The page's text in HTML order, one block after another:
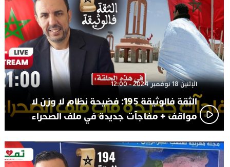
الإثنين 18 نوفمبر 2024 - 12:00
الثقة فالوثيقة 195: فضيحة نظام لا وزن لا
مواقف + مفاجآت جديدة في ملف الصحراء